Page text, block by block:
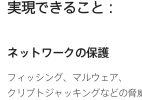
実現できる​こと：
ネットワークの​保護
フィッシング、​マルウェア、​
クリプトジャッキングなどの​脅